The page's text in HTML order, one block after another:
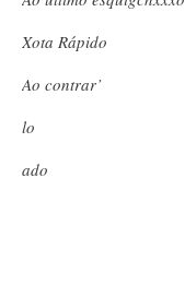
Xota Rápido
Ao contrar’
lo
ado